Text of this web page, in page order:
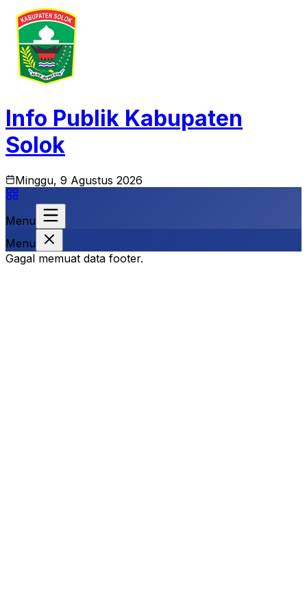
Info Publik Kabupaten
Solok
Minggu, 9 Agustus 2026
Menu
Menu
Gagal memuat data footer.